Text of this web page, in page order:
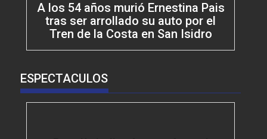
A los 54 años murió Ernestina Pais
tras ser arrollado su auto por el
Tren de la Costa en San Isidro
ESPECTACULOS